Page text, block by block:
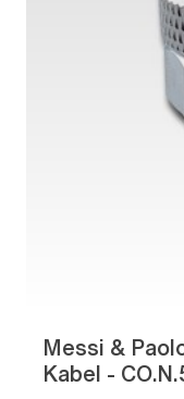
Messi &
Kabel -